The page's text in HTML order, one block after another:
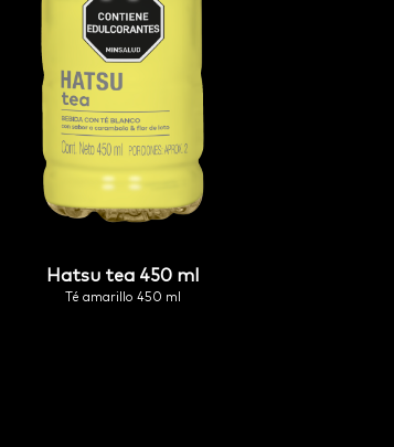
hatsu tea 450 ml
té amarillo 450 ml